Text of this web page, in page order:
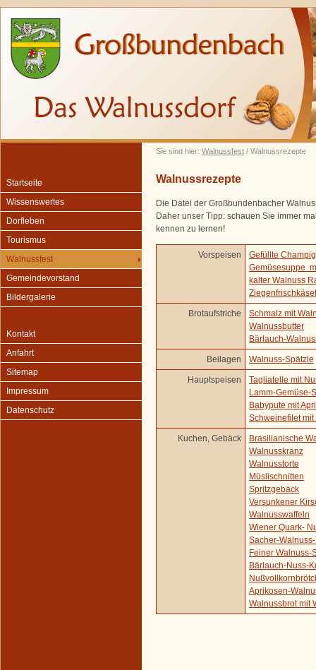
Sie sind hier: Walnussfest / Walnussrezepte
Startseite
Wissenswertes
Dorfleben
Tourismus
Walnussfest
Gemeindevorstand
Bildergalerie
Kontakt
Anfahrt
Sitemap
Impressum
Datenschutz
Walnussrezepte
Die Datei der Großbundenbacher
Daher unser Tipp: schauen Sie immer
kennen zu lernen!
Vorspeisen
Gefüllte
Gemüsesuppe
kalter Walnuss
Brotaufstriche
Schmalz mit
Walnussbutter
Bärlauch-
Beilagen Walnuss-Spätzle
Hauptspeisen
Tagliatelle mit
Lamm-Gemüse-
Babypute mit
Schweinefilet
Kuchen, Gebäck
Brasilianische
Walnusskranz
Walnusstorte
Müslischnitten
Spritzgebäck
Versunkener
Walnusswaffeln
Wiener Quark-
Sacher-
Feiner Walnuss-
Bärlauch-Nuss-
Aprikosen-
Walnussbrot mit